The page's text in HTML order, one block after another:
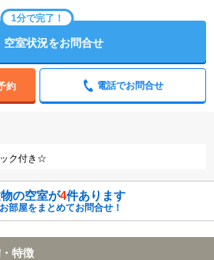
1分で完了！
空室状況をお問合せ
約 電話でお問合せ
ク付き☆
の空室が4件あります
部屋をまとめてお問合せ！
特徴